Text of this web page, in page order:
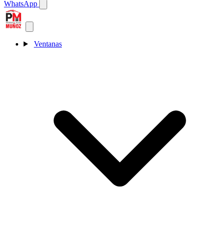
WhatsApp
Ventanas